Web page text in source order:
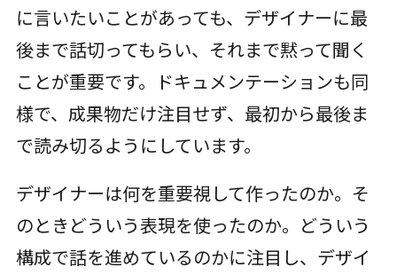
に言いたいことがあっても、デザイナーに最
後まで話切ってもらい、それまで黙って聞く
ことが重要です。ドキュメンテーションも同
様で、成果物だけ注目せず、最初から最後ま
で読み切るようにしています。
デザイナーは何を重要視して作ったのか。そ
のときどういう表現を使ったのか。どういう
構成で話を進めているのかに注目し、デザイ